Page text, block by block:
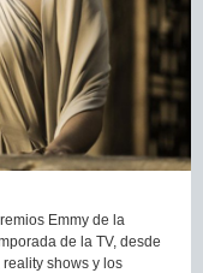
Emmy de la
de la TV, desde
shows y los